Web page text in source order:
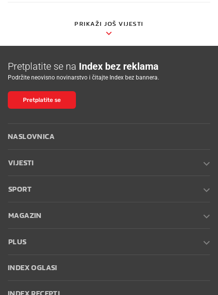
PRIKAŽI JOŠ VIJESTI
Pretplatite se na Index bez reklama
Podržite neovisno novinarstvo i čitajte Index bez bannera.
Pretplatite se
NASLOVNICA
VIJESTI
SPORT
MAGAZIN
PLUS
INDEX OGLASI